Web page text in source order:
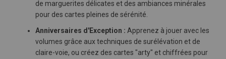
de marguerites délicates et des ambiances minérales
pour des cartes pleines de sérénité.
Anniversaires d'Exception : Apprenez à jouer avec les
volumes grâce aux techniques de surélévation et de
claire-voie, ou créez des cartes "arty" et chiffrées pour